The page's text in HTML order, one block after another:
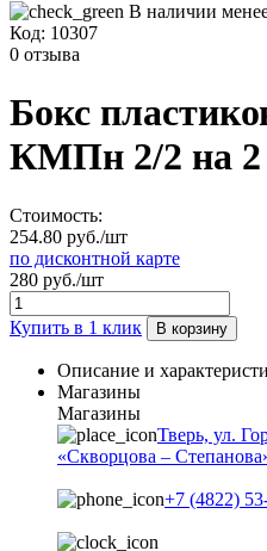
В наличии
Код: 10307
0 отзыва
Бокс
КМПн 2/2 на 2
Стоимость:
254.80 руб./шт
по дисконтной карте
280 руб./шт
Купить в 1 клик В корзину
Описание и
Магазины
Магазины
Тверь, ул.
«Скворцова –
+7 (4822)